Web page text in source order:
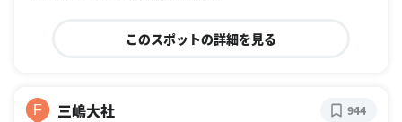
このスポットの詳細を見る
F 三嶋大社 944